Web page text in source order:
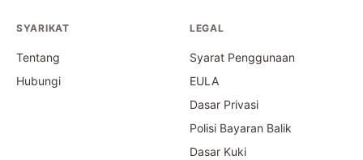
SYARIKAT
Tentang
Hubungi
LEGAL
Syarat Penggunaan
EULA
Dasar Privasi
Polisi Bayaran Balik
Dasar Kuki